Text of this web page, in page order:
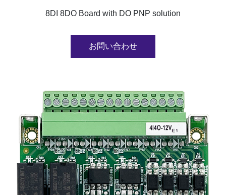
8DI 8DO Board with DO PNP solution
お問い合わせ